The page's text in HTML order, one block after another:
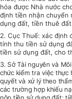
hóa được Nhà nước
định tiền nhận chuyển
dụng đất, tiền thuê
2. Cục Thuế: xác định
tính thu tiền sử dụng
tiền sử dụng đất, cho
3. Sở Tài nguyên và
chức kiểm tra việc thực
quyết và xử lý theo
các trường hợp khiếu